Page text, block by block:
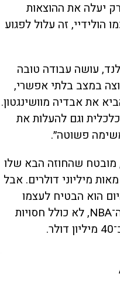
יעלה את ההוצאות
הולידיי, זה עלול לפגוע
עושה עבודה טובה
במצב בלתי אפשרי,
את אבדיה מוושינגטון.
וגם להעלות את
פשוטה״.
מובטח שהחוזה הבא שלו
מיליוני דולרים. אבל
הוא הבטיח לעצמו
הכנסה של 75 מיליוני דולרים מה־NBA, לא כולל חסויות